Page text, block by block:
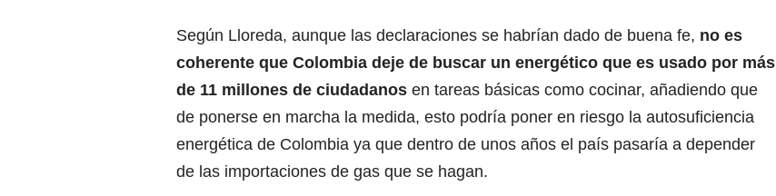
Según Lloreda, aunque las declaraciones se habrían dado de buena fe, no es
coherente que Colombia deje de buscar un energético que es usado por más
de 11 millones de ciudadanos en tareas básicas como cocinar, añadiendo que
de ponerse en marcha la medida, esto podría poner en riesgo la autosuficiencia
energética de Colombia ya que dentro de unos años el país pasaría a depender
de las importaciones de gas que se hagan.